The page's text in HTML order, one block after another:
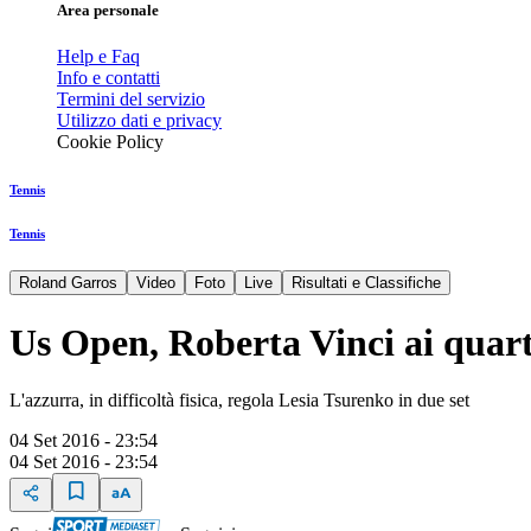
Area personale
Help e Faq
Info e contatti
Termini del servizio
Utilizzo dati e privacy
Cookie Policy
Tennis
Tennis
Roland Garros Video Foto Live Risultati e Classifiche
Us Open, Roberta Vinci ai
L'azzurra, in difficoltà fisica, regola Lesia Tsurenko in due set
04 Set 2016 - 23:54
04 Set 2016 - 23:54